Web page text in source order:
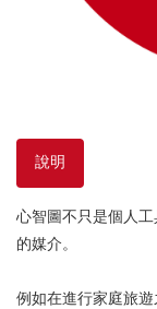
說明
心智圖不只是個人
的媒介。
例如在進行家庭旅